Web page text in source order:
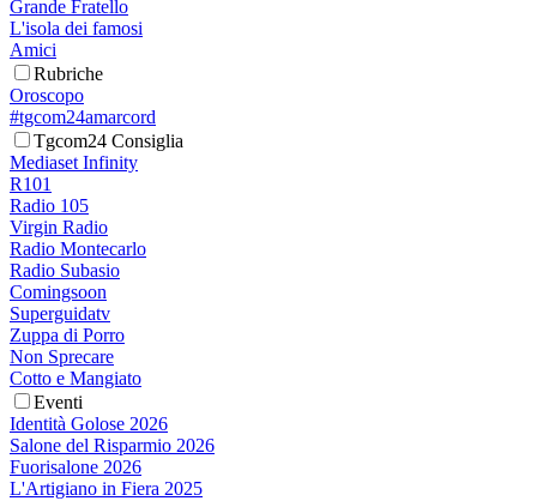
Grande Fratello
L'isola dei famosi
Amici
Rubriche
Oroscopo
#tgcom24amarcord
Tgcom24 Consiglia
Mediaset Infinity
R101
Radio 105
Virgin Radio
Radio Montecarlo
Radio Subasio
Comingsoon
Superguidatv
Zuppa di Porro
Non Sprecare
Cotto e Mangiato
Eventi
Identità Golose 2026
Salone del Risparmio 2026
Fuorisalone 2026
L'Artigiano in Fiera 2025